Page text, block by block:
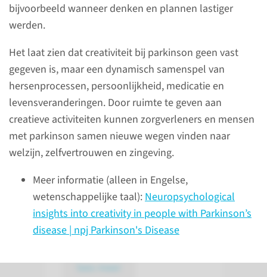
bijvoorbeeld wanneer denken en plannen lastiger
werden.
Het laat zien dat creativiteit bij parkinson geen vast
gegeven is, maar een dynamisch samenspel van
hersenprocessen, persoonlijkheid, medicatie en
levensveranderingen. Door ruimte te geven aan
creatieve activiteiten kunnen zorgverleners en mensen
met parkinson samen nieuwe wegen vinden naar
welzijn, zelfvertrouwen en zingeving.
Meer informatie (alleen in Engelse,
wetenschappelijke taal):Neuropsychological
insights into creativity in people with Parkinson’s
disease | npj Parkinson's Disease
Cue2Walk
Laatste update: 07-2026
Onderzoek naar een mogelijk
hulpmiddel om bevriezen bij
lopen te verminderen.
lees meer